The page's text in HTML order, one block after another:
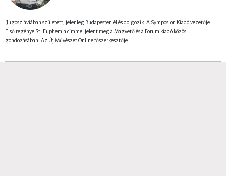
Jugoszláviában született, jelenleg Budapesten él és dolgozik. A Symposion Kiadó vezetője.
Első regénye St. Euphemia címmel jelent meg a Magvető és a Forum kiadó közös
gondozásában. Az Új Művészet Online főszerkesztője.